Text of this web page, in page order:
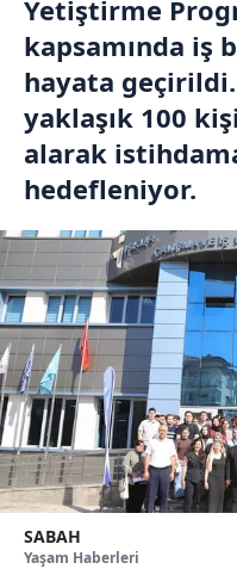
Yetiştirme
kapsamında
hayata
yaklaşık 100
alarak
hedefleniyor.
SABAH
Yaşam Haberleri